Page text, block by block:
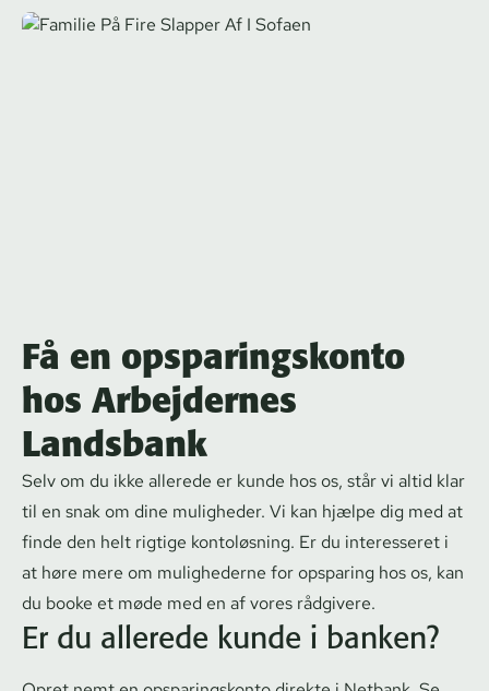
Få en opsparingskonto
hos Arbejdernes
Landsbank
Selv om du ikke allerede er kunde hos os, står vi altid klar
til en snak om dine muligheder. Vi kan hjælpe dig med at
finde den helt rigtige kontoløsning. Er du interesseret i
at høre mere om mulighederne for opsparing hos os, kan
du booke et møde med en af vores rådgivere.
Er du allerede kunde i banken?